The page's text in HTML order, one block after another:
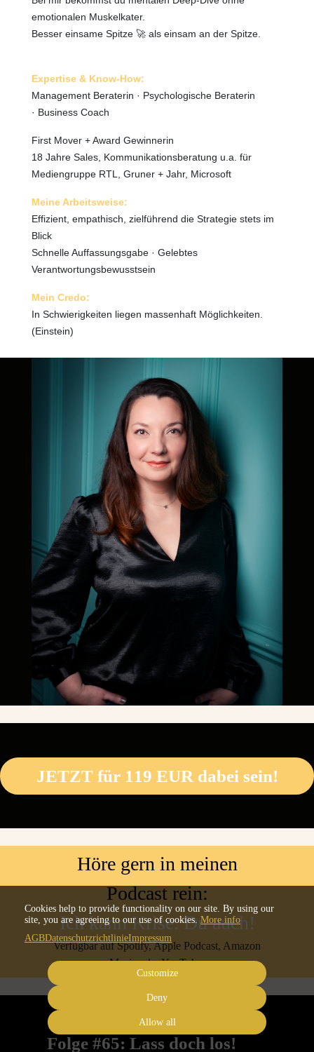
emotionalen Muskelkater.
Besser einsame Spitze 🚀 als einsam an der Spitze.
Expertise & Know-How:
Management Beraterin · Psychologische Beraterin
· Business Coach
First Mover + Award Gewinnerin
18 Jahre Sales, Kommunikationsberatung u.a. für
Mediengruppe RTL, Gruner + Jahr, Microsoft
Meine Arbeitsweise:
Effizient, empathisch, zielführend die Strategie stets im
Blick
Schnelle Auffassungsgabe · Gelebtes
Verantwortungsbewusstsein
Mein Credo:
In Schwierigkeiten liegen massenhaft Möglichkeiten.
(Einstein)
JETZT für 119 EUR dabei sein!
Höre gern in meinen
Podcast rein:
Ich kann Krise. Du auch!
Verfügbar auf Spotify, Apple Podcast, Amazon
Music oder YouTube.
Folge #65: Lass doch los!
Cookies help to provide functionality on our site. By using our
site, you are agreeing to our use of cookies.More info
AGBDatenschutzrichtlinieImpressum
Customize
Deny
Allow all